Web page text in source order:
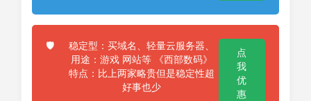
🛡️
稳定型：买域名、轻量云服务器、
用途：游戏 网站等 《西部数码》
特点：比上两家略贵但是稳定性超
好事也少
点
我
优
惠